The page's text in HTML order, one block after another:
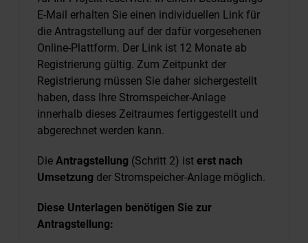
E-Mail erhalten Sie einen individuellen Link für
die Antragstellung auf der dafür vorgesehenen
Online-Plattform. Der Link ist 12 Monate ab
Registrierung gültig. Zum Zeitpunkt der
Registrierung müssen Sie daher sichergestellt
haben, dass Ihre Stromspeicher-Anlage
innerhalb dieses Zeitraumes fertiggestellt und
abgerechnet werden kann.
Die Antragstellung (Schritt 2) ist erst nach
Umsetzung der Stromspeicher-Anlage möglich.
Diese Unterlagen benötigen Sie zur
Antragstellung: